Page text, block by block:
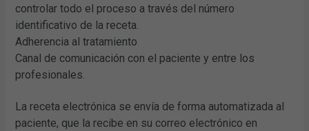
controlar todo el proceso a través del número
identificativo de la receta.
Adherencia al tratamiento
Canal de comunicación con el paciente y entre los
profesionales.
La receta electrónica se envía de forma automatizada al
paciente, que la recibe en su correo electrónico en